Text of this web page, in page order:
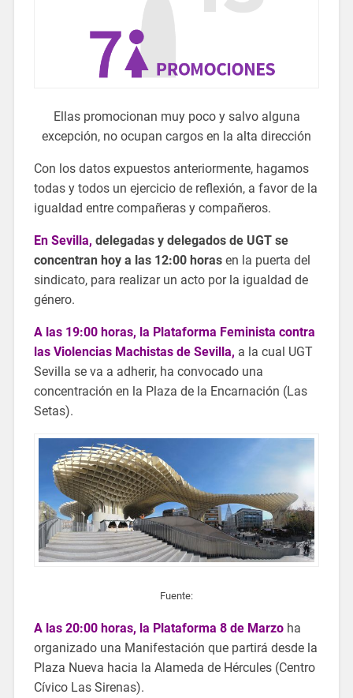
Ellas promocionan muy poco y salvo alguna
excepción, no ocupan cargos en la alta dirección
Con los datos expuestos anteriormente, hagamos
todas y todos un ejercicio de reflexión, a favor de la
igualdad entre compañeras y compañeros.
En Sevilla, delegadas y delegados de UGT se
concentran hoy a las 12:00 horasen la puerta del
sindicato, para realizar un acto por la igualdad de
género.
A las 19:00 horas, la Plataforma Feminista contra
las Violencias Machistas de Sevilla, a la cual UGT
Sevilla se va a adherir, ha convocado una
concentración en la Plaza de la Encarnación (Las
Setas).
Fuente:
A las 20:00 horas, la Plataforma 8 de Marzoha
organizado una Manifestación que partirá desde la
Plaza Nueva hacia la Alameda de Hércules (Centro
Cívico Las Sirenas).